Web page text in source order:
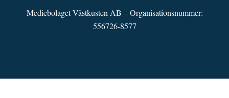
Mediebolaget Västkusten AB – Organisationsnummer:
556726-8577